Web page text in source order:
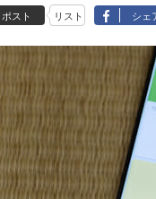
ポスト リスト シェ